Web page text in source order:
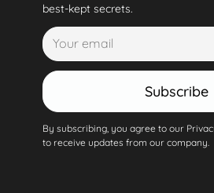
best-kept secrets.
Subscribe
By subscribing, you agree to our
to receive updates from our company.